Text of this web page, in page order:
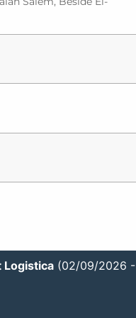
Logistica (02/09/2026